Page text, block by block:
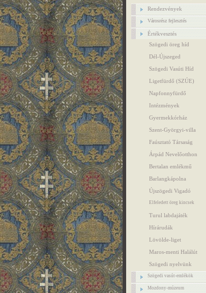
Rendezvények
Városrész fejlesztés
Értékvesztés
Szögedi öreg híd
Dél-Újszeged
Szögedi Vasúti Híd
Ligetfürdő (SZÚE)
Napfonnyfürdő
Intézmények
Gyermekkórház
Szent-Györgyi-villa
Faúsztató Társaság
Árpád Nevelőotthon
Bertalan emlékmű
Barlangkápolna
Újszögedi Vigadó
Elfeledett öreg kincsek
Turul labdajáték
Hírárudák
Lövölde-liget
Maros-menti Halálút
Szögedi nyelvünk
Szögedi vasút-emlékök
Mozdony-múzeum